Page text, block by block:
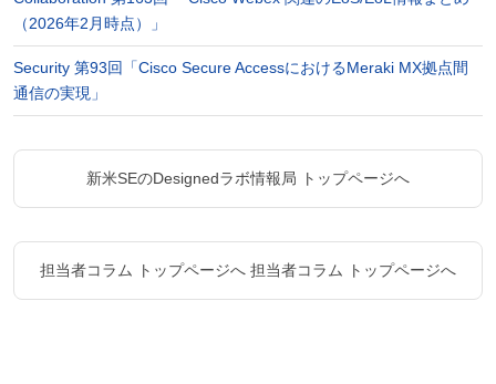
（2026年2月時点）」
Security 第93回「Cisco Secure AccessにおけるMeraki MX拠点間
通信の実現」
新米SEのDesignedラボ情報局 トップページへ
担当者コラム トップページへ 担当者コラム トップページへ